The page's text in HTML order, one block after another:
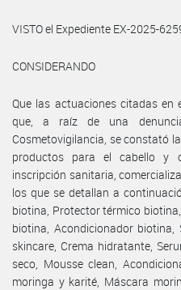
VISTO el Expediente EX-2025-
CONSIDERANDO
Que las actuaciones citadas en
que, a raíz de una
Cosmetovigilancia, se constató
productos para el cabello y
inscripción sanitaria,
los que se detallan a
biotina, Protector térmico
biotina, Acondicionador
skincare, Crema hidratante,
seco, Mousse clean,
moringa y karité, Máscara